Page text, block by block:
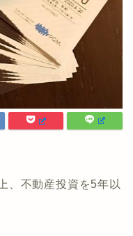
、不動産投資を5年以